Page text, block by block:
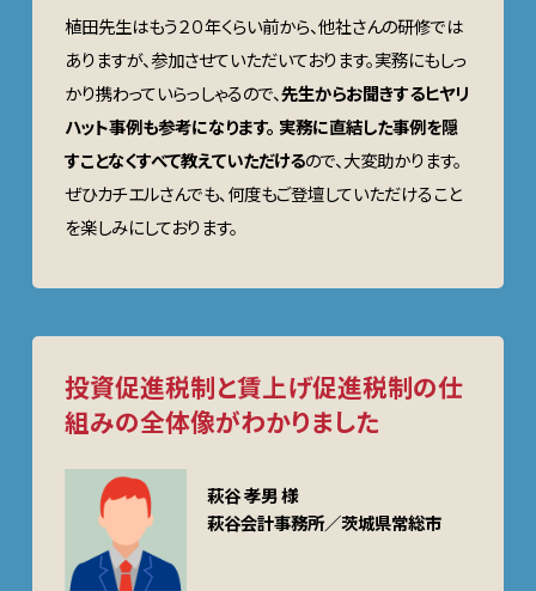
植田先生はもう２０年くらい前から、他社さんの研修では
ありますが、参加させていただいております。実務にもしっ
かり携わっていらっしゃるので、先生からお聞きするヒヤリ
ハット事例も参考になります。 実務に直結した事例を隠
すことなくすべて教えていただけるので、大変助かります。
ぜひカチエルさんでも､何度もご登壇していただけること
を楽しみにしております。
投資促進税制と賃上げ促進税制の仕
組みの全体像がわかりました
萩谷 孝男 様
萩谷会計事務所／茨城県常総市